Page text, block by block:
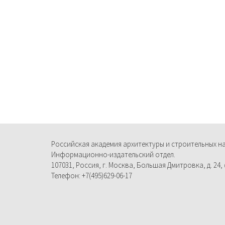
Российская академия архитектуры и строительных
Информационно-издательский отдел.
107031, Россия, г. Москва, Большая Дмитровка, д. 24,
Телефон: +7(495)629-06-17